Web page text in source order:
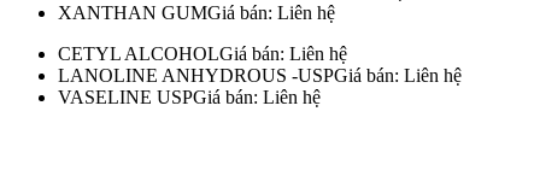
XANTHAN GUMGiá bán: Liên hệ
CETYL ALCOHOLGiá bán: Liên hệ
LANOLINE ANHYDROUS -USPGiá bán: Liên hệ
VASELINE USPGiá bán: Liên hệ